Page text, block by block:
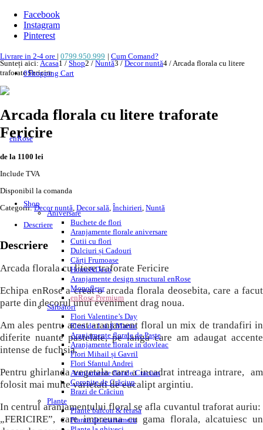
Facebook
Instagram
Pinterest
Livrare in 2-4 ore | 0799.950.999 | Cum Comand?
0Shopping Cart
Shop
Aniversare
Buchete de flori
Aranjamente florale aniversare
Cutii cu flori
Dulciuri și Cadouri
Cărți Frumoase
Home&Deco
Aranjamente design structural enRose
Monofleur
enRose Premium
Sărbători
Flori Valentine’s Day
Flori de 1 si 8 Martie
Aranjamente florale de Paște
Aranjamente florale in dovleac
Flori Mihail și Gavril
Flori Sfantul Andrei
Aranjamente florale Craciun
Coronițe de Crăciun
Brazi de Crăciun
Plante
Plante balcon & terasa
Plante de apartament
Sunteți aici: Acasa1 / Shop2 / Nuntă3 / Decor nuntă4 /Arcada florala cu litere
traforate Fericire
Arcada florala cu litere traforate
Fericire
de la 1100 lei
Include TVA
Disponibil la comanda
Categorii:Decor nuntă Decor sală Închirieri Nuntă
Descriere
Descriere
Arcada florala cu litere traforate Fericire
Echipa enRose a creat o arcada florala deosebita, care a facut
parte din decorul unui eveniment drag noua.
Am ales pentru acest aranjament floral un mix de trandafiri in
diferite nuante pastelate, pe langa care am adaugat accente
intense de fuchsia.
Pentru ghirlanda vegetala care a incadrat intreaga intrare, am
folosit mai multe varietati de eucalipt argintiu.
In centrul aranjamentului floral se afla cuvantul traforat auriu:
„FERICIRE”, care impreuna cu gama florala, alcatuiesc un